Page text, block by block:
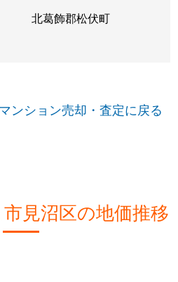
北葛飾郡松伏町
ンション売却・査定に戻る
見沼区の地価推移